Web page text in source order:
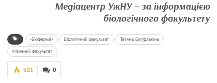
Медіацентр УжНУ – за інформацією
біологічного факультету
«Біофарма» Біологічний факультет Тетяна Бутурлакіна
Фізичний факультет
0
521